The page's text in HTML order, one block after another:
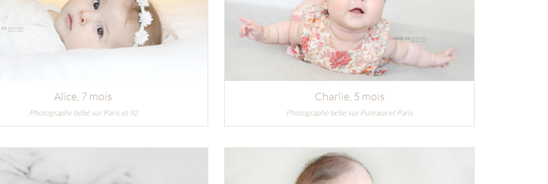
Alice, 7 mois
Photographe bébé sur Paris et 92
Charlie, 5 mois
Photographe bébé sur Puteaux et Paris